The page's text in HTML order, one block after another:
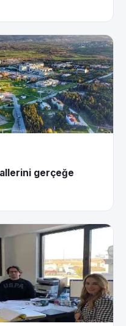
gerçeğe